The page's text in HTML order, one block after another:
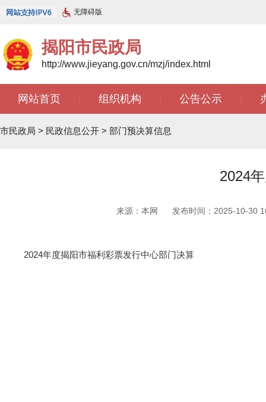
无障碍版
揭阳市民政局
http://www.jieyang.gov.cn/mzj/index.html
网站首页 组织机构 公告公示
市民政局 > 民政信息公开 > 部门预决算信息
2024
来源：本网 发布时间：2025-10-30
2024年度揭阳市福利彩票发行中心部门决算